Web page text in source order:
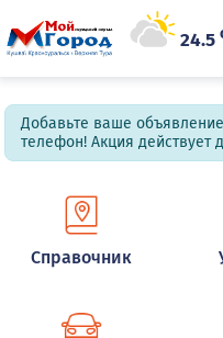
24.5
Добавьте ваше
телефон! Акция действует
Справочник